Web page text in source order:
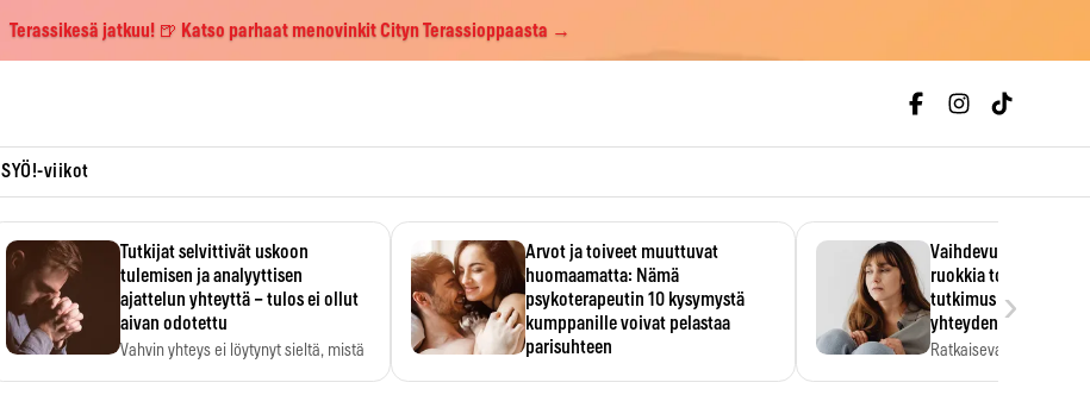
Terassikesä jatkuu! 🍺 Katso parhaat menovinkit Cityn Terassioppaasta →
SYÖ!-viikot
Tutkijat selvittivät uskoon
tulemisen ja analyyttisen
ajattelun yhteyttä – tulos ei ollut
aivan odotettu
Vahvin yhteys ei löytynyt sieltä, mistä
Arvot ja toiveet muuttuvat
huomaamatta: Nämä
psykoterapeutin 10 kysymystä
kumppanille voivat pelastaa
parisuhteen
Vaihdevuodet ja
ruokkia toisiaan –
tutkimus paljasti
yhteyden
Ratkaiseva tekijä ei
›